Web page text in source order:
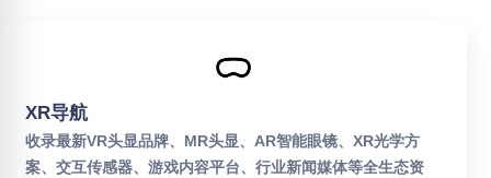
XR导航
收录最新VR头显品牌、MR头显、AR智能眼镜、XR光学方
案、交互传感器、游戏内容平台、行业新闻媒体等全生态资